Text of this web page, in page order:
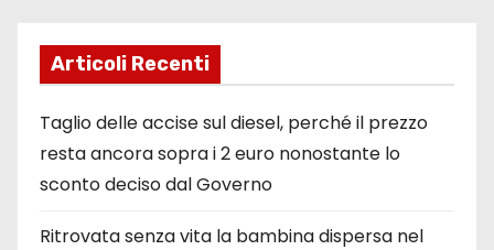
Articoli Recenti
Taglio delle accise sul diesel, perché il prezzo
resta ancora sopra i 2 euro nonostante lo
sconto deciso dal Governo
Ritrovata senza vita la bambina dispersa nel